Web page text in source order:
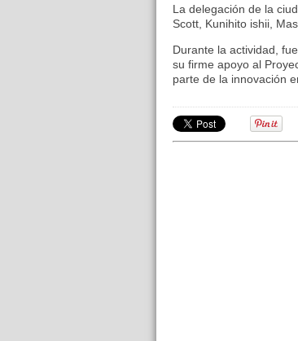
La delegación de la
Scott, Kunihito ishii,
Durante la actividad,
su firme apoyo al
parte de la innovación